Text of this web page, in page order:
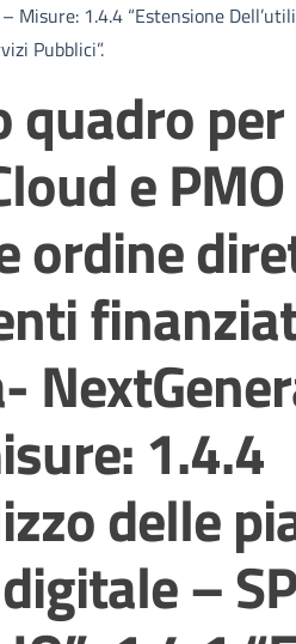
Misure: 1.4.4 “Estensione
Pubblici”.
quadro
e
ordine
1.4.4
delle
–